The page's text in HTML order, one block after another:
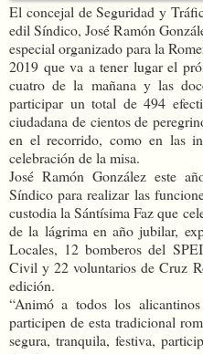
El concejal de Seguridad y
edil Síndico, José Ramón
especial organizado para la
2019 que va a tener lugar el
cuatro de la mañana y las
participar un total de 494
ciudadana de cientos de
en el recorrido, como en las
celebración de la misa.
José Ramón González este
Síndico para realizar las
custodia la Sántísima Faz que
de la lágrima en año jubilar,
Locales, 12 bomberos del
Civil y 22 voluntarios de Cruz
edición.
“Animó a todos los
participen de esta tradicional
segura, tranquila, festiva,